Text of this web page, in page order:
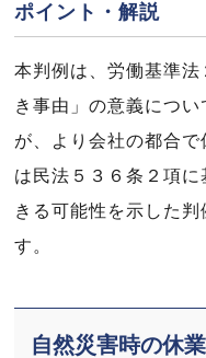
ポイント・解説
本判例は、労働基準
き事由」の意義につ
が、より会社の都合
は民法５３６条２項
きる可能性を示した
す。
自然災害時の休